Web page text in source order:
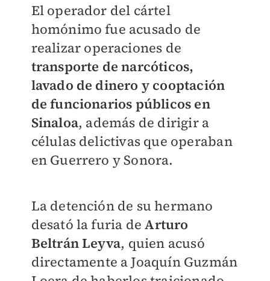
El operador del cártel
homónimo fue acusado de
realizar operaciones de
transporte de narcóticos,
lavado de dinero y cooptación
de funcionarios públicos en
Sinaloa, además de dirigir a
células delictivas que operaban
en Guerrero y Sonora.
La detención de su hermano
desató la furia deArturo
Beltrán Leyva, quien acusó
directamente a Joaquín Guzmán